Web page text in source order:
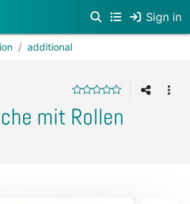
Sign in
additional
mit Rollen